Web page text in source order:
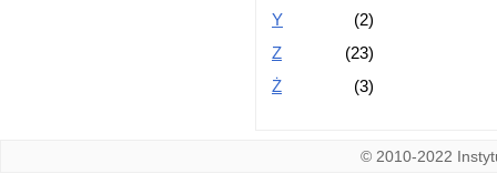
Y
(2)
Z
(23)
Ż
(3)
© 2010-2022